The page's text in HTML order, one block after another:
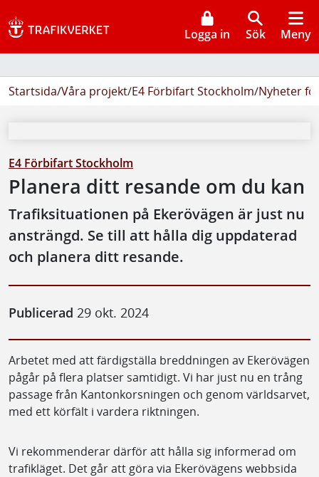
Logga in Sök Meny
Startsida/Våra projekt/E4 Förbifart Stockholm/Nyheter
Planera ditt resande om du kan
ansträngd. Se till att hålla dig uppdaterad
och planera ditt resande.
Publicerad29 okt. 2024